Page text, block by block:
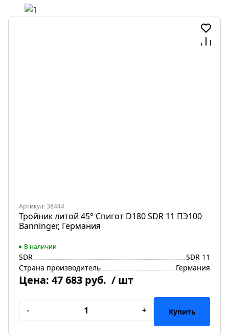
Артикул: 38444
Тройник литой 45° Спигот D180 SDR 11 ПЭ100
Banninger, Германия
В наличии
SDR
SDR 11
Страна производитель
Германия
Цена: 47 683 руб. / шт
- + Купить